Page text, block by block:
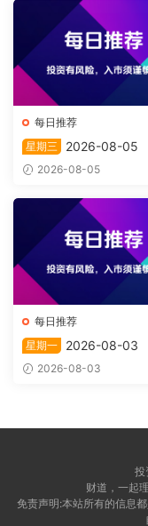
每日推荐
星期三
2026-08-05
2026-08-05
每日推荐
星期一
2026-08-03
2026-08-03
投
财道，一起
免责声明:本站所有的信息